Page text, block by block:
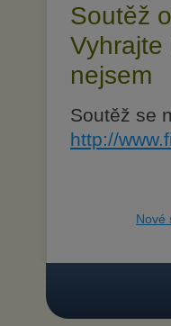
Soutěž
Vyhrajte
nejsem
Soutěž se
http://
Nové